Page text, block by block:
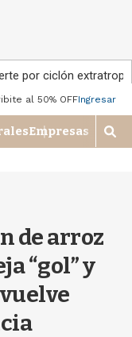
por ciclón
al 50% OFFIngresar
Empresas
M
o
de arroz
“gol” y